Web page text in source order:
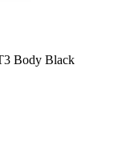
Body Black